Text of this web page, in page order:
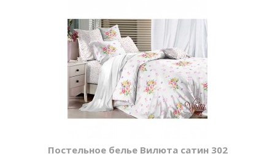
Постельное белье Вилюта сатин 302